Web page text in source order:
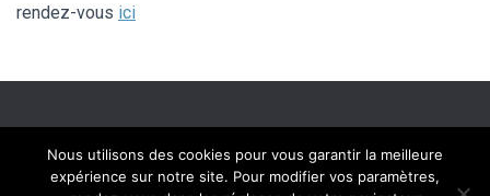
rendez-vous ici
TOUS DROITS RÉSERVÉS
Nous utilisons des cookies pour vous garantir la meilleure
expérience sur notre site. Pour modifier vos paramètres,